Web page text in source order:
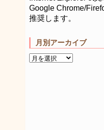
Google Chrome/
推奨します。
月別アーカイブ